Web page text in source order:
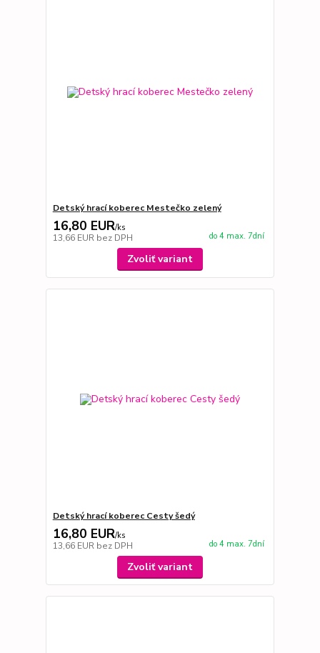
Detský hrací koberec Mestečko zelený
16,80 EUR/ks
13,66 EUR bez DPH do 4 max. 7dní
Zvoliť variant
Detský hrací koberec Cesty šedý
16,80 EUR/ks
13,66 EUR bez DPH do 4 max. 7dní
Zvoliť variant